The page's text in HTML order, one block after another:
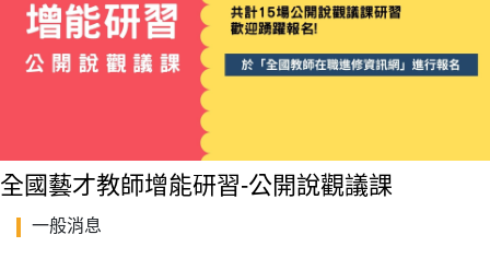
全國藝才教師增能研習-公開說觀議課
一般消息